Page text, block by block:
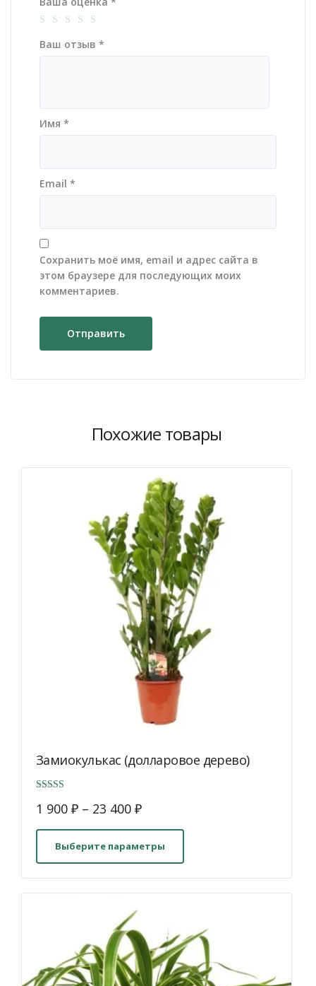
Ваш отзыв *
Имя *
Email *
Сохранить моё имя, email и адрес сайта в
этом браузере для последующих моих
комментариев.
Похожие товары
Замиокулькас (долларовое дерево)
1 900 ₽ – 23 400 ₽
Выберите параметры
несколько
вариаций.
странице